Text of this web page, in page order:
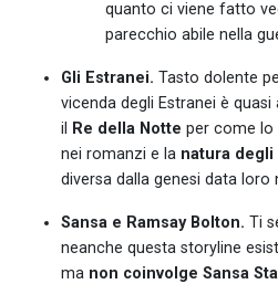
quanto ci viene fatto
parecchio abile nella
Gli Estranei. Tasto dolente
vicenda degli Estranei è
il
Re della Notte per come lo
nei romanzi e la natura degli
diversa dalla genesi data loro
Sansa e Ramsay Bolton. Ti
neanche questa storyline
ma non coinvolge Sansa